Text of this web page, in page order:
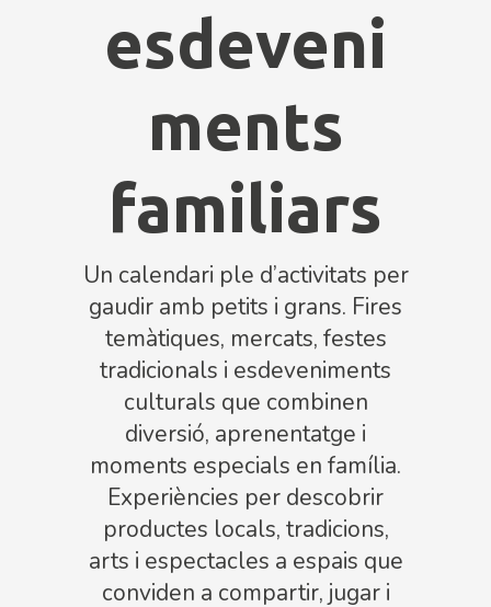
esdeveni
ments
familiars
Un calendari ple d’activitats per
gaudir amb petits i grans. Fires
temàtiques, mercats, festes
tradicionals i esdeveniments
culturals que combinen
diversió, aprenentatge i
moments especials en família.
Experiències per descobrir
productes locals, tradicions,
arts i espectacles a espais que
conviden a compartir, jugar i